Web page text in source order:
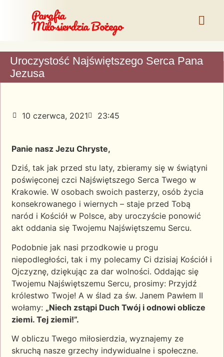
Parafia
Miłosierdzia Bożego
Uroczystość Najświętszego Serca Pana
Jezusa
10 czerwca, 2021 23:45
Panie nasz Jezu Chryste,
Dziś, tak jak przed stu laty, zbieramy się w świątyni
poświęconej czci Najświętszego Serca Twego w
Krakowie. W osobach swoich pasterzy, osób życia
konsekrowanego i wiernych – staje przed Tobą
naród i Kościół w Polsce, aby uroczyście ponowić
akt oddania się Twojemu Najświętszemu Sercu.
Podobnie jak nasi przodkowie u progu
niepodległości, tak i my polecamy Ci dzisiaj Kościół i
Ojczyznę, dziękując za dar wolności. Oddając się
Twojemu Najświętszemu Sercu, prosimy: Przyjdź
królestwo Twoje! A w ślad za św. Janem Pawłem II
wołamy: „Niech zstąpi Duch Twój i odnowi oblicze
ziemi. Tej ziemi!”.
W obliczu Twego miłosierdzia, wyznajemy ze
skruchą nasze grzechy indywidualne i społeczne.